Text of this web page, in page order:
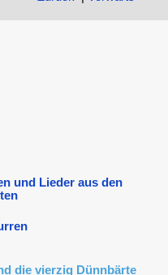
und Lieder aus den
die vierzig Dünnbärte